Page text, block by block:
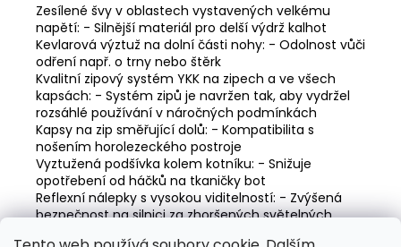
Zesílené švy v oblastech vystavených velkému
napětí: - Silnější materiál pro delší výdrž kalhot
Kevlarová výztuž na dolní části nohy: - Odolnost vůči
odření např. o trny nebo štěrk
Kvalitní zipový systém YKK na zipech a ve všech
kapsách: - Systém zipů je navržen tak, aby vydržel
rozsáhlé používání v náročných podmínkách
Kapsy na zip směřující dolů: - Kompatibilita s
nošením horolezeckého postroje
Vyztužená podšívka kolem kotníku: - Snižuje
opotřebení od háčků na tkaničky bot
Reflexní nálepky s vysokou viditelností: - Zvýšená
bezpečnost na silnici za zhoršených světelných